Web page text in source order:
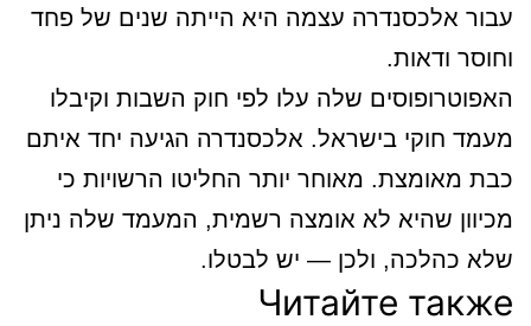
עבור אלכסנדרה עצמה היא הייתה שנים של פחד
וחוסר ודאות.
האפוטרופוסים שלה עלו לפי חוק השבות וקיבלו
מעמד חוקי בישראל. אלכסנדרה הגיעה יחד איתם
כבת מאומצת. מאוחר יותר החליטו הרשויות כי
מכיוון שהיא לא אומצה רשמית, המעמד שלה ניתן
שלא כהלכה, ולכן — יש לבטלו.
Читайте также